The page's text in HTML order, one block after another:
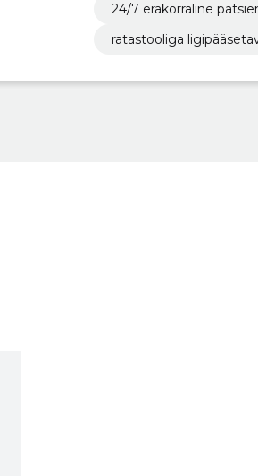
24/7 erakorraline
ratastooliga